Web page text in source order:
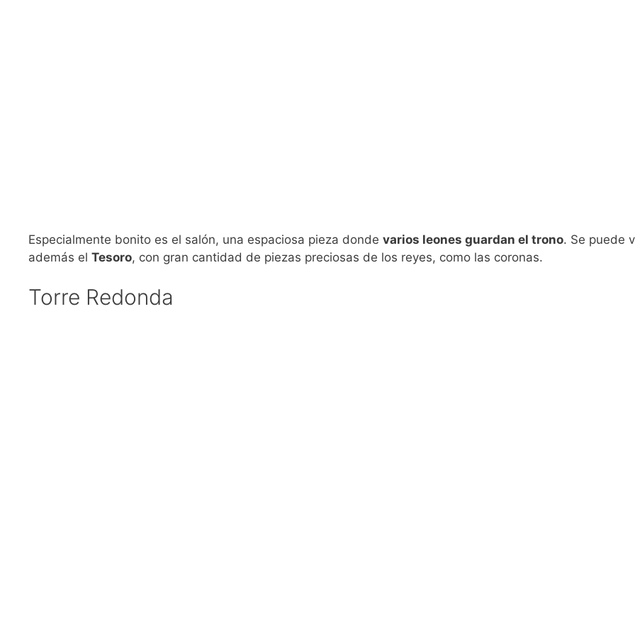
Especialmente bonito es el salón, una espaciosa pieza donde varios leones guardan el trono. Se puede
además el Tesoro, con gran cantidad de piezas preciosas de los reyes, como las coronas.
Torre Redonda